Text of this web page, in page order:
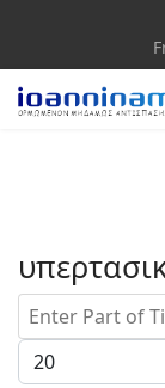
Enter Part of
Display #